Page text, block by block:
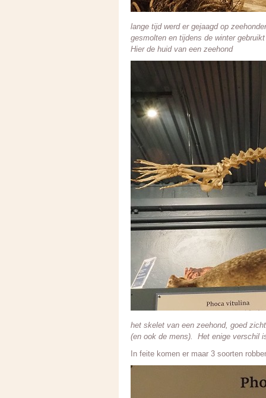
lange tijd werd er gejaagd op
gesmolten en tijdens de winter
Hier de huid van een zeehond
het skelet van een zeehond, goed
(en ook de mens). Het enige verschil
In feite komen er maar 3 soorten